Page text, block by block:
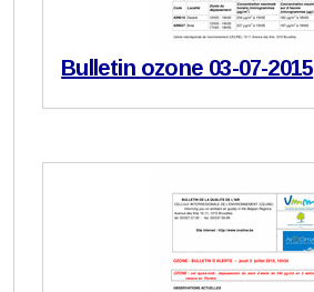
Bulletin ozone 03-07-2015